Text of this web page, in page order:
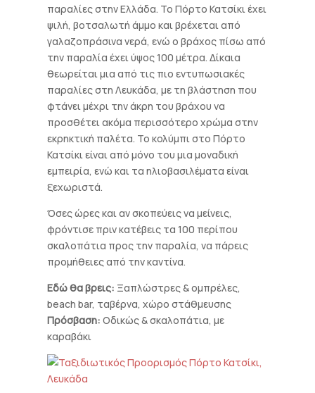
παραλίες στην Ελλάδα. Το Πόρτο Κατσίκι έχει
ψιλή, βοτσαλωτή άμμο και βρέχεται από
γαλαζοπράσινα νερά, ενώ ο βράχος πίσω από
την παραλία έχει ύψος 100 μέτρα. Δίκαια
θεωρείται μια από τις πιο εντυπωσιακές
παραλίες στη Λευκάδα, με τη βλάστηση που
φτάνει μέχρι την άκρη του βράχου να
προσθέτει ακόμα περισσότερο χρώμα στην
εκρηκτική παλέτα. Το κολύμπι στο Πόρτο
Κατσίκι είναι από μόνο του μια μοναδική
εμπειρία, ενώ και τα ηλιοβασιλέματα είναι
ξεχωριστά.
Όσες ώρες και αν σκοπεύεις να μείνεις,
φρόντισε πριν κατέβεις τα 100 περίπου
σκαλοπάτια προς την παραλία, να πάρεις
προμήθειες από την καντίνα.
Εδώ θα βρεις: Ξαπλώστρες & ομπρέλες,
beach bar, ταβέρνα, χώρο στάθμευσης
Πρόσβαση: Οδικώς & σκαλοπάτια, με
καραβάκι